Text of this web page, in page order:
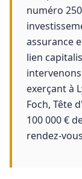
numéro
assurance
lien
exerçant à
Foch, Tête
100 000 €
rendez-